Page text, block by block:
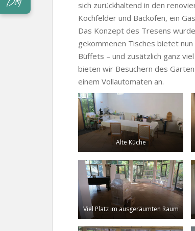
sich zurückhaltend in den
Kochfelder und Backofen, ein
Das Konzept des Tresens
gekommenen Tisches bietet
Büffets – und zusätzlich ganz
bieten wir Besuchern des
einem Vollautomaten an.
Alte Küche
Viel Platz im ausgeräumten Raum